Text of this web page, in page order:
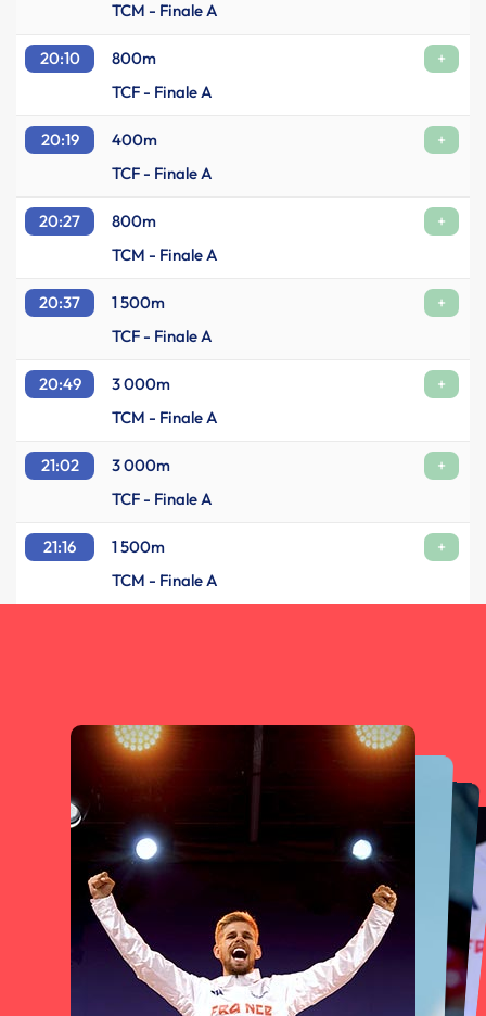
TCM - Finale A
20:10 800m
+
TCF - Finale A
20:19 400m
+
TCF - Finale A
20:27 800m
+
TCM - Finale A
20:37 1 500m
+
TCF - Finale A
20:49 3 000m
+
TCM - Finale A
21:02 3 000m
+
TCF - Finale A
21:16 1 500m
+
TCM - Finale A